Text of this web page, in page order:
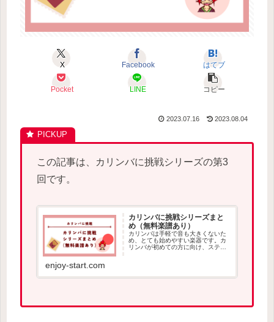
X Facebook はてブ
Pocket LINE コピー
2023.07.16 2023.08.04
この記事は、カリンバに挑戦シリーズの第3
回です。
カリンバに挑戦シリーズまと
め（無料楽譜あり）
カリンバは手軽で音も大きくないた
め、とても始めやすい楽器です。カ
リンバが初めての方に向け、ステッ
enjoy-start.com